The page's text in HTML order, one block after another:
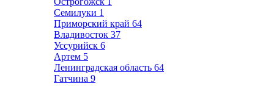
Семилуки 1
Приморский край 64
Владивосток 37
Уссурийск 6
Артем 5
Ленинградская область 64
Гатчина 9